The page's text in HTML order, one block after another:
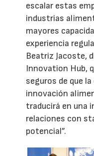
escalar estas
industrias
mayores
experiencia
Beatriz Jacoste,
Innovation Hub,
seguros de que
innovación
traducirá en una
relaciones con
potencial”.